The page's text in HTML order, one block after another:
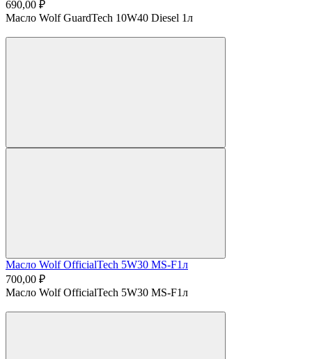
690,00 ₽
Масло Wolf GuardTech 10W40 Diesel 1л
Масло Wolf OfficialTech 5W30 MS-F1л
700,00 ₽
Масло Wolf OfficialTech 5W30 MS-F1л